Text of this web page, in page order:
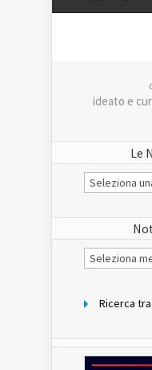
ideato e
Le
Le
Notizie
Notizie
per
Ricerca